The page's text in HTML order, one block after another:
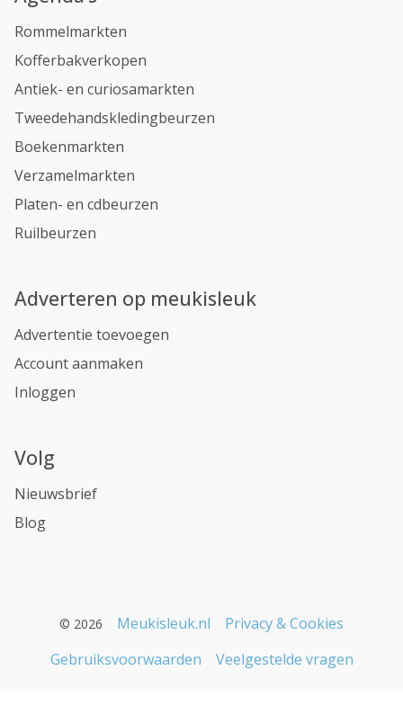
Rommelmarkten
Kofferbakverkopen
Antiek- en curiosamarkten
Tweedehandskledingbeurzen
Boekenmarkten
Verzamelmarkten
Platen- en cdbeurzen
Ruilbeurzen
Adverteren op meukisleuk
Advertentie toevoegen
Account aanmaken
Inloggen
Volg
Nieuwsbrief
Blog
© 2026 Meukisleuk.nl
Privacy & Cookies
Gebruiksvoorwaarden
Veelgestelde vragen